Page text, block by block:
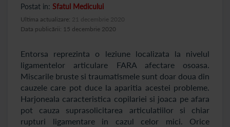
Postat in: Sfatul Medicului
Data publicării: 15 decembrie 2020
Ultima actualizare: 21 decembrie 2020
Entorsa reprezinta o leziune localizata la nivelul
ligamentelor articulare FARA afectare osoasa.
Miscarile bruste si traumatismele sunt doar doua din
cauzele care pot duce la aparitia acestei probleme.
Harjoneala caracteristica copilariei si joaca pe afara
pot cauza suprasolicitarea articulatiilor si chiar
rupturi ligamentare in cazul celor mici. Orice